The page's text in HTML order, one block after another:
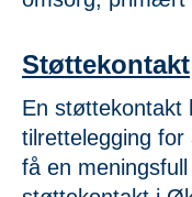
Støttekontakt
En støttekontakt
tilrettelegging
få en